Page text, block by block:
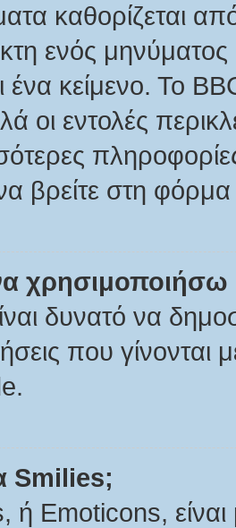
καθορίζεται
ενός
ένα κείμενο. Το
οι εντολές
βρείτε στη
χρησιμοποιήσω
δυνατό να
που γίνονται
Smilies;
ή Emoticons,